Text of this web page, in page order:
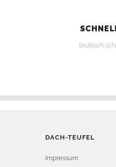
teuflisch
DACH-TEUFEL
Impressum